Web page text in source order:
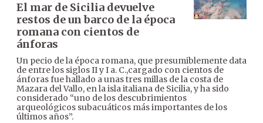
El mar de Sicilia devuelve
restos de un barco de la época
romana con cientos de
ánforas
Un pecio de la época romana, que presumiblemente data
de entre los siglos II y I a. C.,cargado con cientos de
ánforas fue hallado a unas tres millas de la costa de
Mazara del Vallo, en la isla italiana de Sicilia, y ha sido
considerado “uno de los descubrimientos
arqueológicos subacuáticos más importantes de los
últimos años”.